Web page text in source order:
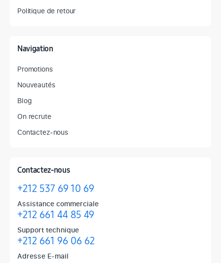
Politique de retour
Navigation
Promotions
Nouveautés
Blog
On recrute
Contactez-nous
Contactez-nous
+212 537 69 10 69
Assistance commerciale
+212 661 44 85 49
Support technique
+212 661 96 06 62
Adresse E-mail